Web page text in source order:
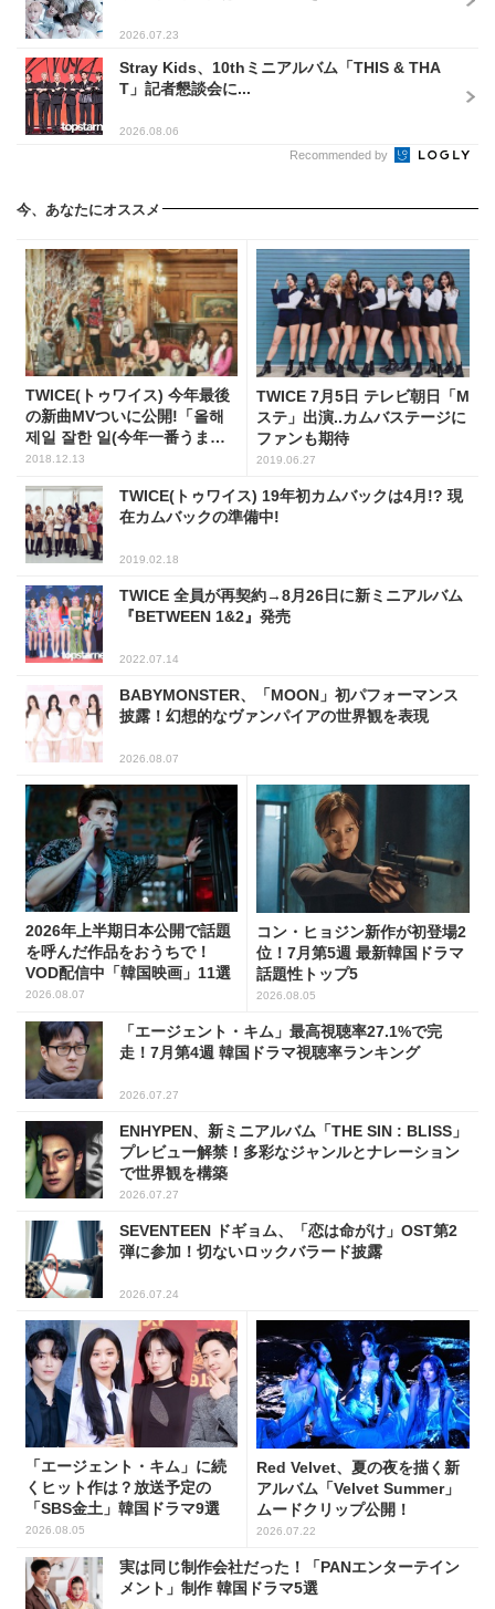
2026.07.23
Stray Kids、10thミニアルバム「THIS & THA
T」記者懇談会に...
2026.08.06
Recommended by
今、あなたにオススメ
TWICE(トゥワイス) 今年最後
の新曲MVついに公開!「올해
제일 잘한 일(今年一番うまく
いったこと)」はどんな曲?
2018.12.13
TWICE 7月5日 テレビ朝日「M
ステ」出演..カムバステージに
ファンも期待
2019.06.27
TWICE(トゥワイス) 19年初カムバックは4月!? 現
在カムバックの準備中!
2019.02.18
TWICE 全員が再契約→8月26日に新ミニアルバム
『BETWEEN 1&2』発売
2022.07.14
BABYMONSTER、「MOON」初パフォーマンス
披露！幻想的なヴァンパイアの世界観を表現
2026.08.07
2026年上半期日本公開で話題
を呼んだ作品をおうちで！
VOD配信中「韓国映画」11選
2026.08.07
コン・ヒョジン新作が初登場2
位！7月第5週 最新韓国ドラマ
話題性トップ5
2026.08.05
「エージェント・キム」最高視聴率27.1%で完
走！7月第4週 韓国ドラマ視聴率ランキング
2026.07.27
ENHYPEN、新ミニアルバム「THE SIN : BLISS」
プレビュー解禁！多彩なジャンルとナレーション
で世界観を構築
2026.07.27
SEVENTEEN ドギョム、「恋は命がけ」OST第2
弾に参加！切ないロックバラード披露
2026.07.24
「エージェント・キム」に続
くヒット作は？放送予定の
「SBS金土」韓国ドラマ9選
2026.08.05
Red Velvet、夏の夜を描く新
アルバム「Velvet Summer」
ムードクリップ公開！
2026.07.22
実は同じ制作会社だった！「PANエンターテイン
メント」制作 韓国ドラマ5選